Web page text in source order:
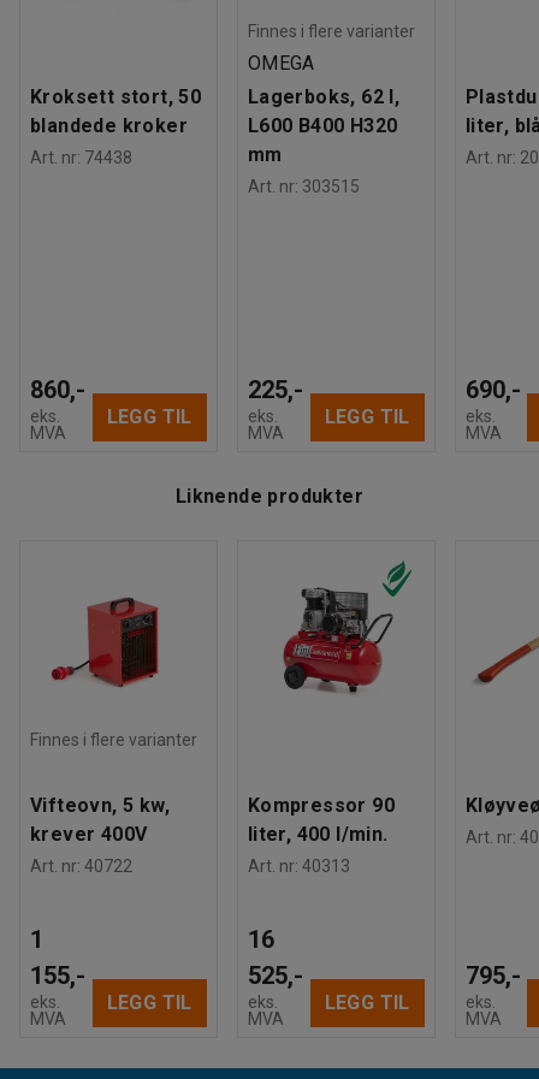
Kroksett stort, 50
blandede kroker
Art. nr: 74438
860,-
eks.
MVA
LEGG TIL
Finnes i flere varianter
OMEGA
Lagerboks, 62 l,
L600 B400 H320
mm
Art. nr: 303515
225,-
eks.
MVA
LEGG TIL
liter,
Art. nr:
690,-
eks.
MVA
Liknende produkter
Finnes i flere varianter
Vifteovn, 5 kw,
krever 400V
Art. nr: 40722
1
155,-
eks.
MVA
LEGG TIL
Kompressor 90
liter, 400 l/min.
Art. nr: 40313
16
525,-
eks.
MVA
LEGG TIL
Art. nr:
795,-
eks.
MVA